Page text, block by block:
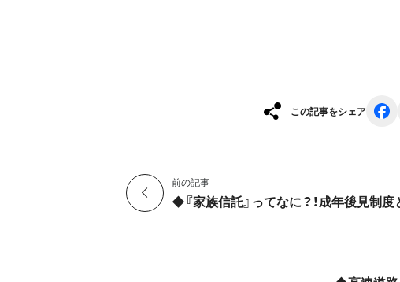
この記事をシェア
前の記事
◆『家族信託』ってなに？！成年後見制